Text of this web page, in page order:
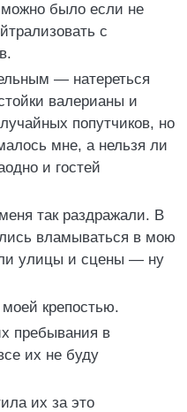
было если не
с
— натереться
валерианы и
попутчиков, но
мне, а нельзя ли
и гостей
так раздражали. В
вламываться в мою
улицы и сцены — ну
крепостью.
пребывания в
их не буду
их за это